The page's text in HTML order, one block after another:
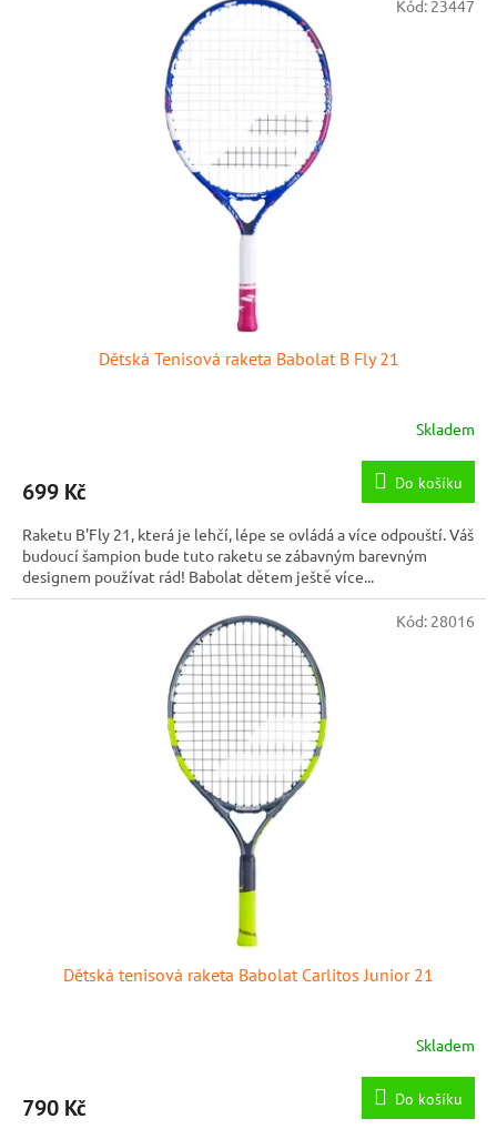
Dětská Tenisová raketa Babolat B Fly 21
Skladem
699 Kč Do košíku
Raketu B'Fly 21, která je lehčí, lépe se ovládá a více odpouští. Váš
budoucí šampion bude tuto raketu se zábavným barevným
designem používat rád! Babolat dětem ještě více...
Kód: 23447
Dětská tenisová raketa Babolat Carlitos Junior 21
Skladem
790 Kč Do košíku
Kód: 28016